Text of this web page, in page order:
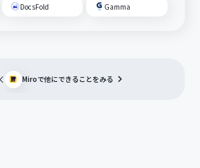
DocsFold Gamma
Miroで他にできることをみる